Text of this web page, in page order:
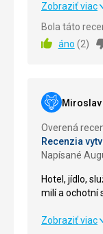
Perfektní,
Strava
Služby
Cena
Pláž
Na konci ulice
slunečníky,
Zobraziť viac
Bola táto
áno (2)
Miroslav
Overená
Recenzia
Napísané
Hotel, jídlo,
milí a ochotní
Hotel, jídlo,
Zobraziť viac